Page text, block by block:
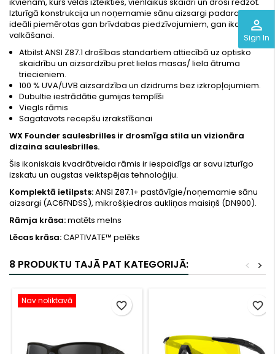
perm_identity
Sign In
ikvienam, kurš vēlas izteikties, vienlaikus skaidri un droši redzot.
Izturīgā konstrukcija un noņemamie sānu aizsargi padara tās
ideāli piemērotas gan brīvdabas piedzīvojumiem, gan ikdienas
valkāšanai.
Atbilst ANSI Z87.1 drošības standartiem attiecībā uz optisko
skaidrību un aizsardzību pret lielas masas/ liela ātruma
triecieniem.
100 % UVA/UVB aizsardzība un dzidrums bez izkropļojumiem.
Dubultie iestrādātie gumijas templīši
Viegls rāmis
Sagatavots recepšu izrakstīšanai
WX Founder saulesbrilles ir drosmīga stila un vizionāra
dizaina saulesbrilles.
Šis ikoniskais kvadrātveida rāmis ir iespaidīgs ar savu izturīgo
izskatu un augstas veiktspējas tehnoloģiju.
Komplektā ietilpsts:ANSI Z87.1+ pastāvīgie/noņemamie sānu
aizsargi (AC6FNDSS), mikrošķiedras aukliņas maisiņš (DN900).
Rāmja krāsa:matēts melns
Lēcas krāsa:CAPTIVATE™ pelēks
8 PRODUKTU TAJĀ PAT KATEGORIJĀ: >
<
Nav noliktavā favorite_border favorite_border